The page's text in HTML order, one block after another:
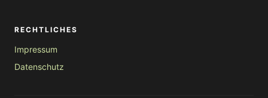
RECHTLICHES
Impressum
Datenschutz